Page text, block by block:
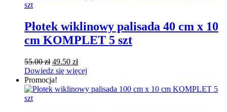
Płotek wiklinowy palisada 40 cm x 10
cm KOMPLET 5 szt
55.00zł Pierwotna
cena
wynosiła:
55.00 zł.
49.50 złAktualna
cena
49.50 zł.
Dowiedz się więcej
Promocja!